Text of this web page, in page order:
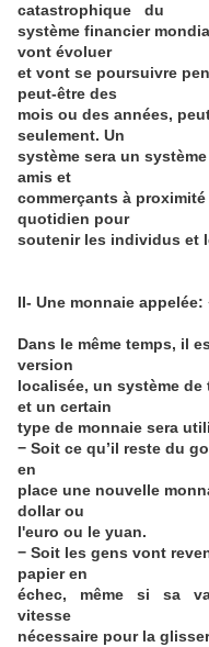
catastrophique du
système financier
vont évoluer
et vont se poursuivre
peut-être des
mois ou des années,
seulement. Un
système sera un
amis et
commerçants à
quotidien pour
soutenir les individus et
II- Une monnaie
Dans le même temps, il
version
localisée, un système de
et un certain
type de monnaie sera
− Soit ce qu’il reste du
en
place une nouvelle
dollar ou
l'euro ou le yuan.
− Soit les gens vont
papier en
échec, même si sa
vitesse
nécessaire pour la